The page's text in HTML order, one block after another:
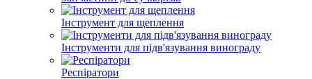
Інструмент для щеплення
Інструменти для підв'язування винограду
Респіратори